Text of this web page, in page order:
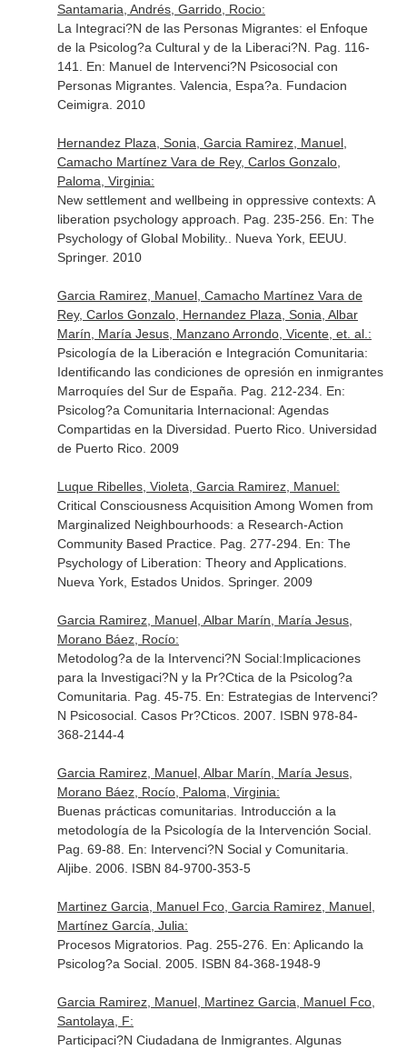
Santamaria, Andrés, Garrido, Rocio:
La Integraci?N de las Personas Migrantes: el Enfoque
de la Psicolog?a Cultural y de la Liberaci?N. Pag. 116-
141. En: Manuel de Intervenci?N Psicosocial con
Personas Migrantes. Valencia, Espa?a. Fundacion
Ceimigra. 2010
Hernandez Plaza, Sonia, Garcia Ramirez, Manuel,
Camacho Martínez Vara de Rey, Carlos Gonzalo,
Paloma, Virginia:
New settlement and wellbeing in oppressive contexts: A
liberation psychology approach. Pag. 235-256. En: The
Psychology of Global Mobility.
. Nueva York, EEUU.
Springer. 2010
Garcia Ramirez, Manuel, Camacho Martínez Vara de
Rey, Carlos Gonzalo, Hernandez Plaza, Sonia, Albar
Marín, María Jesus, Manzano Arrondo, Vicente, et. al.:
Psicología de la Liberación e Integración Comunitaria:
Identificando las condiciones de opresión en inmigrantes
Marroquíes del Sur de España. Pag. 212-234. En:
Psicolog?a Comunitaria Internacional: Agendas
Compartidas en la Diversidad . Puerto Rico. Universidad
de Puerto Rico. 2009
Luque Ribelles, Violeta, Garcia Ramirez, Manuel:
Critical Consciousness Acquisition Among Women from
Marginalized Neighbourhoods: a Research-Action
Community Based Practice. Pag. 277-294. En: The
Psychology of Liberation: Theory and Applications.
Nueva York, Estados Unidos. Springer. 2009
Garcia Ramirez, Manuel, Albar Marín, María Jesus,
Morano Báez, Rocío:
Metodolog?a de la Intervenci?N Social:Implicaciones
para la Investigaci?N y la Pr?Ctica de la Psicolog?a
Comunitaria. Pag. 45-75. En: Estrategias de Intervenci?
N Psicosocial. Casos Pr?Cticos. 2007. ISBN 978-84-
368-2144-4
Garcia Ramirez, Manuel, Albar Marín, María Jesus,
Morano Báez, Rocío, Paloma, Virginia:
Buenas prácticas comunitarias. Introducción a la
metodología de la Psicología de la Intervención Social.
Pag. 69-88. En: Intervenci?N Social y Comunitaria
Aljibe. 2006. ISBN 84-9700-353-5
Martinez Garcia, Manuel Fco, Garcia Ramirez, Manuel,
Martínez García, Julia:
Procesos Migratorios. Pag. 255-276. En: Aplicando la
Psicolog?a Social. 2005. ISBN 84-368-1948-9
Garcia Ramirez, Manuel, Martinez Garcia, Manuel Fco,
Santolaya, F:
Participaci?N Ciudadana de Inmigrantes. Algunas